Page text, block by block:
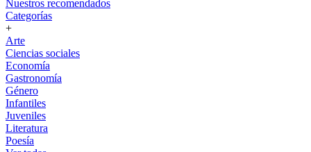
Nuestros recomendados
Categorías
+
Arte
Ciencias sociales
Economía
Gastronomía
Género
Infantiles
Juveniles
Literatura
Poesía